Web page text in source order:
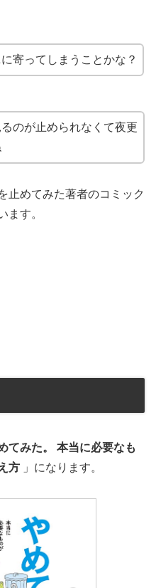
寄ってしまうことかな？
のが止められなくて夜更
止めてみた著者のコミック
ます。
てみた。 本当に必要なも
方 」になります。